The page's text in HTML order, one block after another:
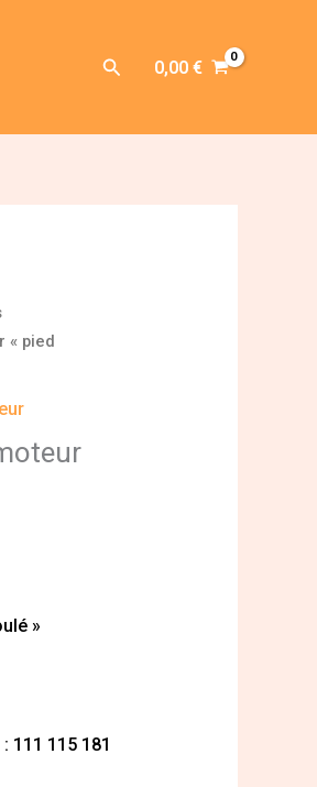
Rechercher
0,00 €
« pied
»
111 115 181